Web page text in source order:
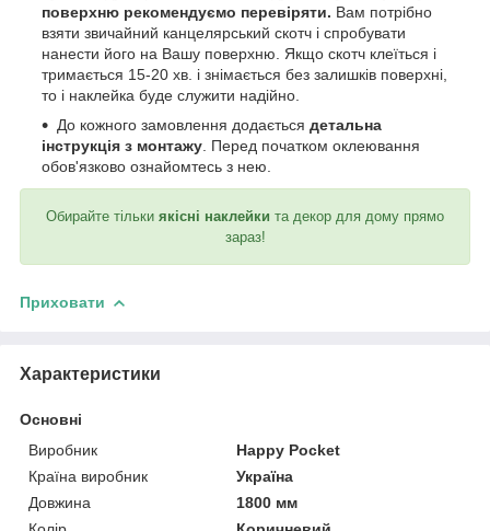
поверхню рекомендуємо перевіряти. Вам потрібно
взяти звичайний канцелярський скотч і спробувати
нанести його на Вашу поверхню. Якщо скотч клеїться і
тримається 15-20 хв. і знімається без залишків поверхні,
то і наклейка буде служити надійно.
До кожного замовлення додається детальна
інструкція з монтажу . Перед початком оклеювання
обов'язково ознайомтесь з нею.
Обирайте тільки якісні наклейки та декор для дому прямо
зараз!
Приховати
Характеристики
Основні
Виробник
Happy Pocket
Країна виробник
Україна
Довжина
1800 мм